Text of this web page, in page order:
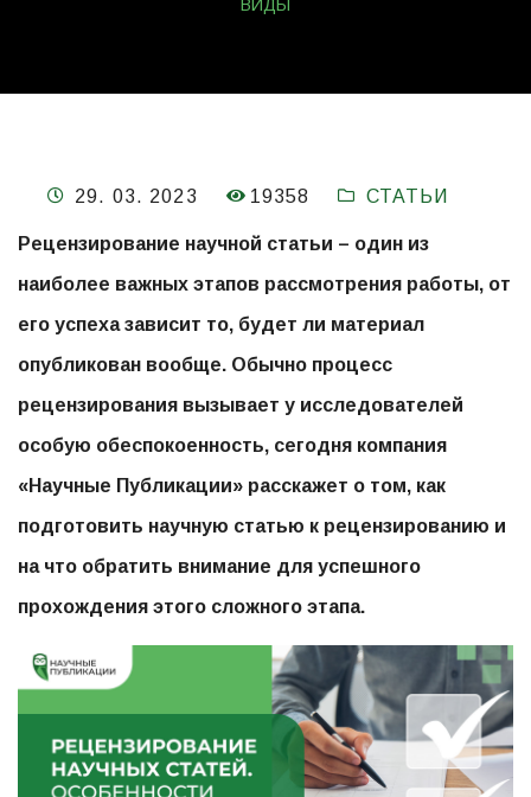
ВИДЫ
29. 03. 2023 19358 СТАТЬИ
Рецензирование научной статьи – один из
наиболее важных этапов рассмотрения работы, от
его успеха зависит то, будет ли материал
опубликован вообще. Обычно процесс
рецензирования вызывает у исследователей
особую обеспокоенность, сегодня компания
«Научные Публикации» расскажет о том, как
подготовить научную статью к рецензированию и
на что обратить внимание для успешного
прохождения этого сложного этапа.